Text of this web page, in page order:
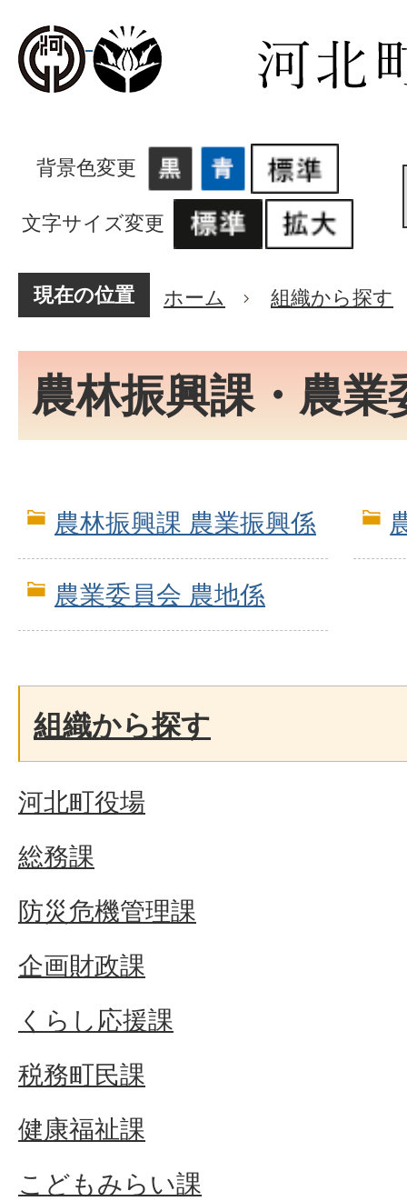
背景色変更
文字サイズ変更
現在の位置 ホーム 組織から探す
農林振興課・農業
農林振興課 農業振興係
農業委員会 農地係
組織から探す
河北町役場
総務課
防災危機管理課
企画財政課
くらし応援課
税務町民課
健康福祉課
こどもみらい課